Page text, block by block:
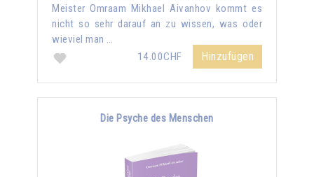
Meister Omraam Mikhael Aivanhov kommt es
nicht so sehr darauf an zu wissen, was oder
wieviel man …
14.00CHF
Hinzufügen
Die Psyche des Menschen